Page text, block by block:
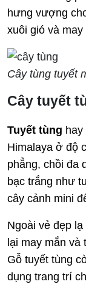
hưng vượng
xuôi gió và may
Cây tùng tuyết
Cây tuyết
Tuyết tùng
Himalaya ở độ
phẳng, chồi đa
bạc trắng như
cây cảnh mini
Ngoài vẻ đẹp
lại may mắn và
Gỗ tuyết tùng
dụng trang trí